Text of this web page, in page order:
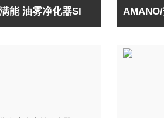
能 油雾净化器SI